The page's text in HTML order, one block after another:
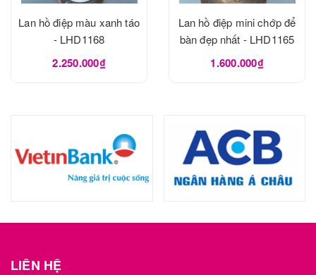
Lan hồ điệp màu xanh táo
- LHD1168
2.250.000₫
Lan hồ điệp mini chớp để
bàn đẹp nhất - LHD1165
1.600.000₫
LIÊN HỆ